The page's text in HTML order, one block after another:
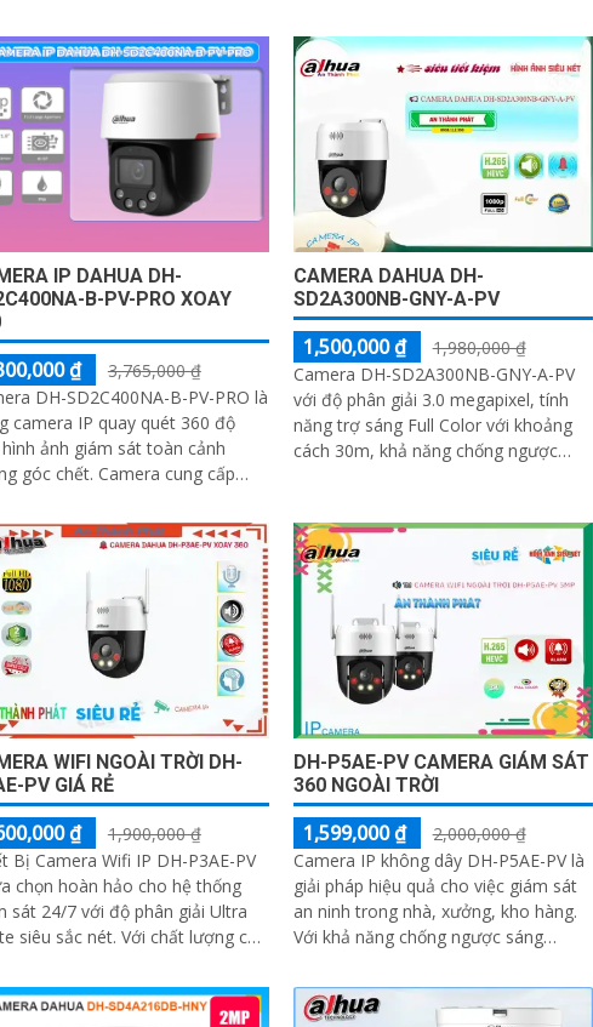
ảnh có màu trong khoảng cách 50m,
camera đảm bảo quan sát rõ nét
IP DAHUA DH-
B-PV-PRO XOAY
₫
3,765,000 ₫
DH-SD2C400NA-B-PV-PRO là
camera IP quay quét 360 độ
ảnh giám sát toàn cảnh
chết. Camera cung cấp
lẫn đêm, hỗ trợ công nghệ
hiện người SMD 3
CAMERA DAHUA DH-
SD2A300NB-GNY-A-PV
1,500,000 ₫
1,980,000 ₫
Camera DH-SD2A300NB-GNY-A-PV
với độ phân giải 3.0 megapixel, tính
năng trợ sáng Full Color với khoảng
cách 30m, khả năng chống ngược
WIFI NGOÀI TRỜI DH-
PV GIÁ RẺ
₫
1,900,000 ₫
Bị Camera Wifi IP DH-P3AE-PV
chọn hoàn hảo cho hệ thống
sát 24/7 với độ phân giải Ultra
sắc nét. Với chất lượng cao
DH-P5AE-PV CAMERA GIÁM SÁT
360 NGOÀI TRỜI
1,599,000 ₫
2,000,000 ₫
Camera IP không dây DH-P5AE-PV là
giải pháp hiệu quả cho việc giám sát
an ninh trong nhà, xưởng, kho hàng.
Với khả năng chống ngược sáng
nét ngay cả trong điều kiện ánh sáng
yếu